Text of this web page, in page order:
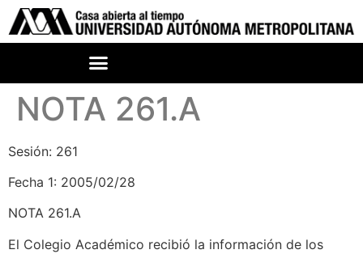
NOTA 261.A
Sesión: 261
Fecha 1: 2005/02/28
NOTA 261.A
El Colegio Académico recibió la información de los